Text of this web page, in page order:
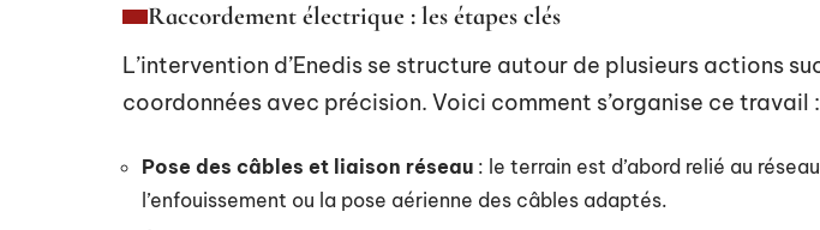
Raccordement électrique : les étapes clés
L’intervention d’Enedis se structure autour de plusieurs actions
coordonnées avec précision. Voici comment s’organise ce travail :
Pose des câbles et liaison réseau : le terrain est d’abord relié au
l’enfouissement ou la pose aérienne des câbles adaptés.